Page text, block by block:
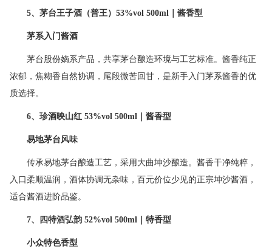
5、茅台王子酒（普王） 53%vol 500ml ｜酱香型
茅系入门酱酒
茅台股份嫡系产品，共享茅台酿造环境与工艺标准。酱香纯正
浓郁，焦糊香自然协调，尾段微苦回甘，是新手入门茅系酱香的优
质选择。
6、珍酒映山红 53%vol 500ml ｜酱香型
易地茅台风味
传承易地茅台酿造工艺，采用大曲坤沙酿造。酱香干净纯粹，
入口柔顺温润，酒体协调无杂味，百元价位少见的正宗坤沙酱酒，
适合酱酒进阶品鉴。
7、四特酒弘韵 52%vol 500ml ｜特香型
小众特色香型